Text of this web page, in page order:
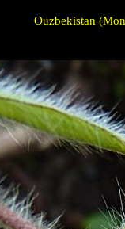
Ouzbekistan